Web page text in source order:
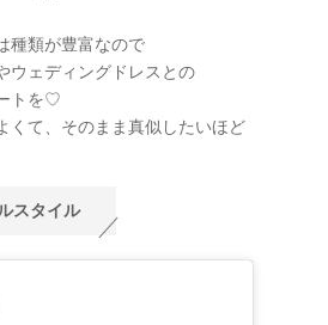
種類が豊富なので
ウェディングドレスとの
トを♡
くて、そのまま真似したいほど
スタイル